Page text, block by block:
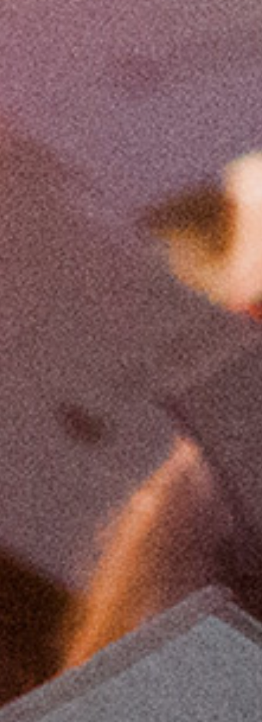
Η δράση ανέδειξε για ακόμη μία φορά τη δέσμευση του
Μητροπολιτικού Κολλεγίου στη σύνδεση της
ακαδημαϊκής γνώσης με την κοινωνία, προάγοντας τις
αξίες της αλληλεγγύης, του εθελοντισμού και του
σεβασμού στην τρίτη ηλικία.
Δείτε παρακάτω περισσότερες εικόνες από τα
δημιουργικά εργαστήρια.